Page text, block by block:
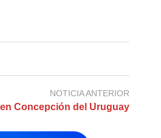
NOTICIA ANTERIOR
Concepción del Uruguay